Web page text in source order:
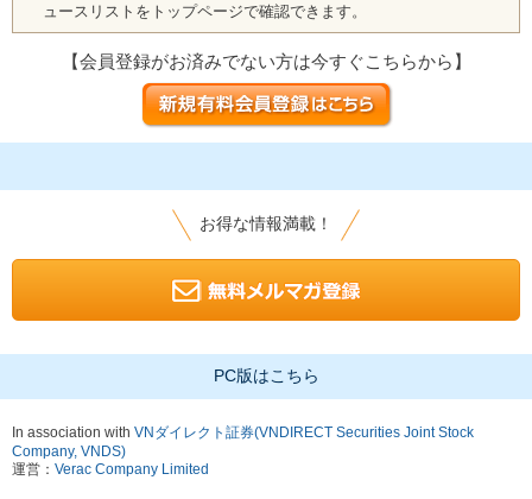
ュースリストをトップページで確認できます。
【会員登録がお済みでない方は今すぐこちらから】
お得な情報満載！
PC版はこちら
In association with VNダイレクト証券(VNDIRECT Securities Joint Stock
Company, VNDS)
運営： Verac Company Limited